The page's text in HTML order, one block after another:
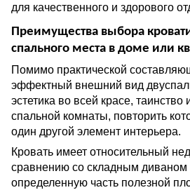
для качественного и здорового
Преимущества выбора
спального места в доме или
Помимо практической
эффектный внешний вид
эстетика во всей красе, таинство
спальной комнаты, повторить
один другой элемент интерьера.
Кровать имеет относительный
сравнению со складным диваном
определенную часть полезной